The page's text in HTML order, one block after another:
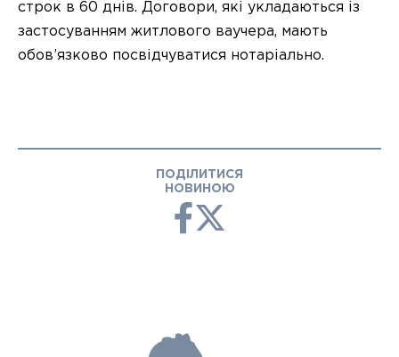
строк в 60 днів. Договори, які укладаються із
застосуванням житлового ваучера, мають
обов’язково посвідчуватися нотаріально.
ПОДІЛИТИСЯ
НОВИНОЮ